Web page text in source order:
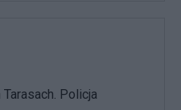
Policja